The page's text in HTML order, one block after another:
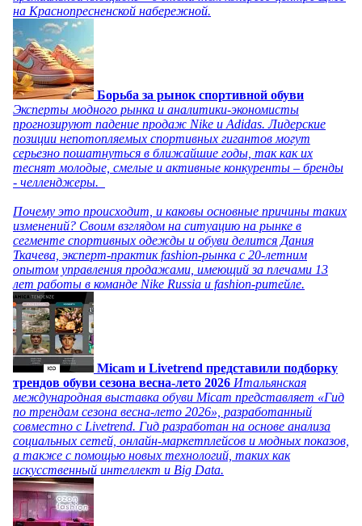
на Краснопресненской набережной.
Борьба за рынок спортивной обуви
Эксперты модного рынка и аналитики-экономисты
прогнозируют падение продаж Nike и Adidas. Лидерские
позиции непотопляемых спортивных гигантов могут
серьезно пошатнуться в ближайшие годы, так как их
теснят молодые, смелые и активные конкуренты – бренды
- челленджеры.
Почему это происходит, и каковы основные причины таких
изменений? Своим взглядом на ситуацию на рынке в
сегменте спортивных одежды и обуви делится Дания
Ткачева, эксперт-практик fashion-рынка с 20-летним
опытом управления продажами, имеющий за плечами 13
лет работы в команде Nike Russia и fashion-ритейле.
Micam и Livetrend представили подборку
трендов обуви сезона весна-лето 2026 Итальянская
международная выставка обуви Micam представляет «Гид
по трендам сезона весна-лето 2026», разработанный
совместно с Livetrend. Гид разработан на основе анализа
социальных сетей, онлайн-маркетплейсов и модных показов,
а также с помощью новых технологий, таких как
искусственный интеллект и Big Data.